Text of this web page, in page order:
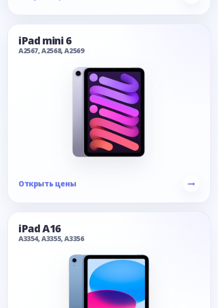
iPad mini 6
A2567, A2568, A2569
Открыть цены
iPad A16
A3354, A3355, A3356